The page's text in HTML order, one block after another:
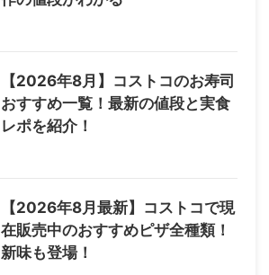
【2026年8月】コストコのお寿司
おすすめ一覧！最新の値段と実食
レポを紹介！
【2026年8月最新】コストコで現
在販売中のおすすめピザ全種類！
新味も登場！